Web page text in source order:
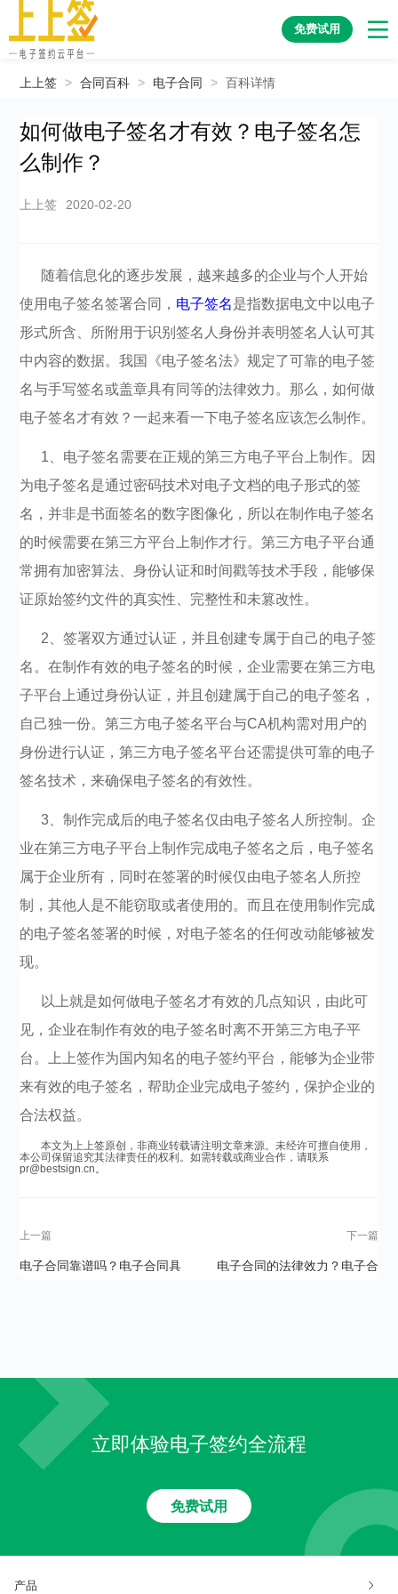
免费试用
上上签 > 合同百科 > 电子合同 > 百科详情
如何做电子签名才有效？电子签名怎
么制作？
上上签 2020-02-20
随着信息化的逐步发展，越来越多的企业与个人开始
使用电子签名签署合同， 电子签名是指数据电文中以电子
形式所含、所附用于识别签名人身份并表明签名人认可其
中内容的数据。我国《电子签名法》规定了可靠的电子签
名与手写签名或盖章具有同等的法律效力。那么，如何做
电子签名才有效？一起来看一下电子签名应该怎么制作。
1、电子签名需要在正规的第三方电子平台上制作。因
为电子签名是通过密码技术对电子文档的电子形式的签
名，并非是书面签名的数字图像化，所以在制作电子签名
的时候需要在第三方平台上制作才行。第三方电子平台通
常拥有加密算法、身份认证和时间戳等技术手段，能够保
证原始签约文件的真实性、完整性和未篡改性。
2、签署双方通过认证，并且创建专属于自己的电子签
名。在制作有效的电子签名的时候，企业需要在第三方电
子平台上通过身份认证，并且创建属于自己的电子签名，
自己独一份。第三方电子签名平台与CA机构需对用户的
身份进行认证，第三方电子签名平台还需提供可靠的电子
签名技术，来确保电子签名的有效性。
3、制作完成后的电子签名仅由电子签名人所控制。企
业在第三方电子平台上制作完成电子签名之后，电子签名
属于企业所有，同时在签署的时候仅由电子签名人所控
制，其他人是不能窃取或者使用的。而且在使用制作完成
的电子签名签署的时候，对电子签名的任何改动能够被发
现。
以上就是如何做电子签名才有效的几点知识，由此可
见，企业在制作有效的电子签名时离不开第三方电子平
台。上上签作为国内知名的电子签约平台，能够为企业带
来有效的电子签名，帮助企业完成电子签约，保护企业的
合法权益。
本文为上上签原创，非商业转载请注明文章来源。未经许可擅自使用，
本公司保留追究其法律责任的权利。如需转载或商业合作，请联系
pr@bestsign.cn。
上一篇
电子合同靠谱吗？电子合同具
下一篇
电子合同的法律效力？电子合
立即体验电子签约全流程
免费试用
产品